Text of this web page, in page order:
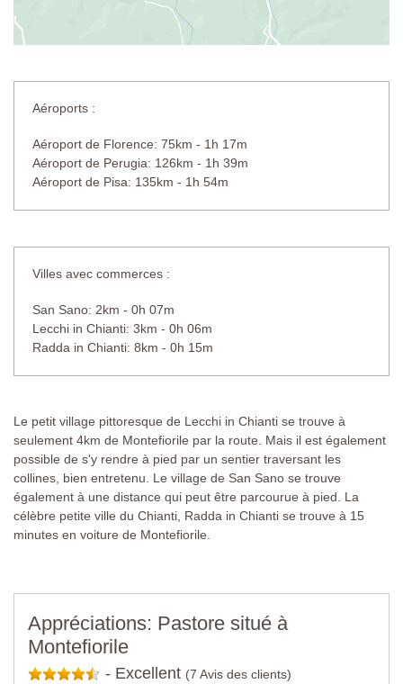
Aéroports :
Aéroport de Florence: 75km - 1h 17m
Aéroport de Perugia: 126km - 1h 39m
Aéroport de Pisa: 135km - 1h 54m
Villes avec commerces :
San Sano: 2km - 0h 07m
Lecchi in Chianti: 3km - 0h 06m
Radda in Chianti: 8km - 0h 15m
Le petit village pittoresque de Lecchi in Chianti se trouve à
seulement 4km de Montefiorile par la route. Mais il est également
possible de s'y rendre à pied par un sentier traversant les
collines, bien entretenu. Le village de San Sano se trouve
également à une distance qui peut être parcourue à pied. La
célèbre petite ville du Chianti, Radda in Chianti se trouve à 15
minutes en voiture de Montefiorile.
Appréciations: Pastore situé à
Montefiorile
- Excellent (7 Avis des clients)